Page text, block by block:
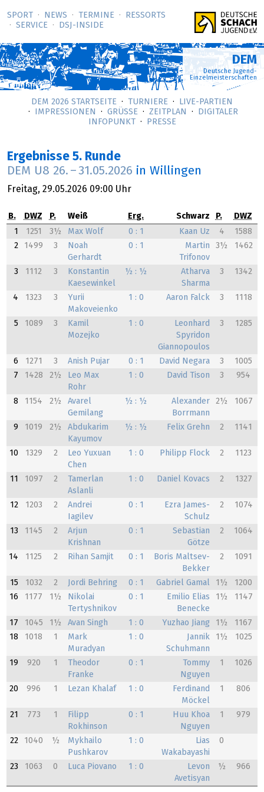
SPORT NEWS TERMINE
RESSORTS
SERVICE
DSJ-­INSIDE
DEM
Deutsche Jugend-
Einzelmeisterschaften
DEM 2026 STARTSEITE TURNIERE
LIVE-PARTIEN
IMPRESSIONEN
GRÜSSE ZEITPLAN
DIGITALER
INFOPUNKT
PRESSE
Ergebnisse 5. Runde
DEM U8 26. – 31.05.2026 in Willingen
Freitag, 29.05.2026 09:00 Uhr
B. DWZ P. Weiß Erg. Schwarz P.
DWZ
1
1251 3½ Max Wolf 0 : 1 Kaan Uz 4
1588
2
1499 3
Noah
Gerhardt
0 : 1
Martin
Trifonov
3½ 1462
3 1112 3
Konstantin
Kaesewinkel
½ : ½
Atharva
Sharma
3 1342
4 1323 3
Yurii
Makoveienko
1 : 0 Aaron Falck 3 1118
5 1089 3
Kamil
Mozejko
1 : 0
Leonhard
Spyridon
Giannopoulos
3 1285
6 1271 3 Anish Pujar 0 : 1 David Negara 3
1005
7
1428 2½
Leo Max
Rohr
1 : 0 David Tison 3 954
8 1154 2½
Avarel
Gemilang
½ : ½
Alexander
Borrmann
2½ 1067
9 1019 2½
Abdukarim
Kayumov
½ : ½ Felix Grehn 2 1141
10 1329 2
Leo Yuxuan
Chen
1 : 0 Philipp Flock 2 1123
11 1097 2
Tamerlan
Aslanli
1 : 0 Daniel Kovacs 2 1327
12 1203 2
Andrei
Iagilev
0 : 1
Ezra James-
Schulz
2 1074
13 1145 2
Arjun
Krishnan
0 : 1
Sebastian
Götze
2 1064
14 1125 2 Rihan Samjit 0 : 1
Boris Maltsev-
Bekker
2 1091
15 1032 2 Jordi Behring 0 : 1 Gabriel Gamal 1½
1200
16
1177 1½
Nikolai
Tertyshnikov
0 : 1
Emilio Elias
Benecke
1½ 1147
17 1045 1½ Avan Singh 1 : 0 Yuzhao Jiang 1½
1167
18
1018 1
Mark
Muradyan
1 : 0
Jannik
Schuhmann
1½ 1025
19 920 1
Theodor
Franke
0 : 1
Tommy
Nguyen
1 1026
20 996 1 Lezan Khalaf 1 : 0
Ferdinand
Möckel
1 806
21 773 1
Filipp
Rokhinson
0 : 1
Huu Khoa
Nguyen
1 979
22 1040 ½
Mykhailo
Pushkarov
1 : 0
Lias
Wakabayashi
0
23 1063 0 Luca Piovano 1 : 0
Levon
Avetisyan
½ 966